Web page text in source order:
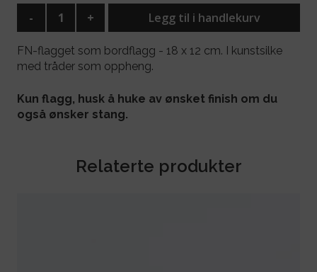
- + Legg til i handlekurv
FN-flagget som bordflagg - 18 x 12 cm. I kunstsilke
med tråder som oppheng.
Kun flagg, husk å huke av ønsket finish om du
også ønsker stang.
Relaterte produkter